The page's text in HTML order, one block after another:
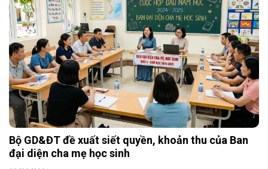
Bộ GD&ĐT đề xuất siết quyền, khoản thu của Ban
đại diện cha mẹ học sinh